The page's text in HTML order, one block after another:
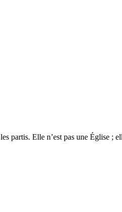
partis. Elle n’est pas une Église ;